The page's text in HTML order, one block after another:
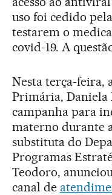
uso foi cedido
testarem o
covid-19. A
Nesta terça-feira,
Primária, Daniela
campanha para
materno durante
substituta do
Programas
Teodoro,
canal de